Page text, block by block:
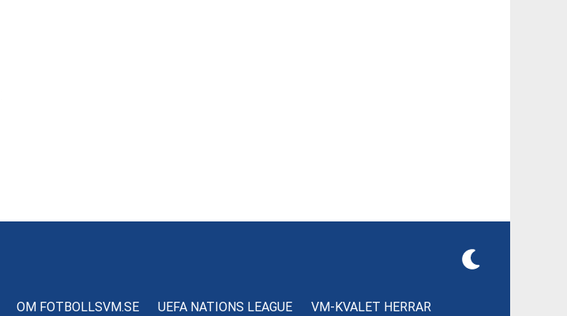
OM FOTBOLLSVM.SE UEFA NATIONS LEAGUE VM-KVALET HERRAR